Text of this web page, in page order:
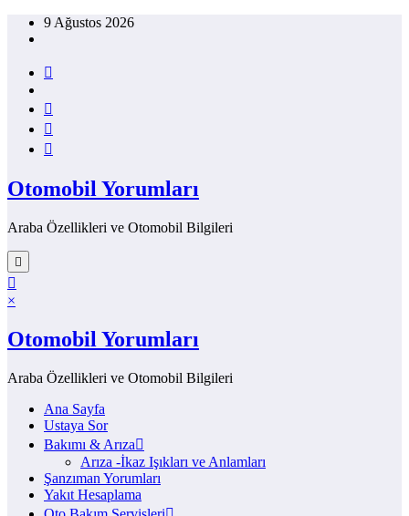
İçeriğe9 Ağustos 2026
Otomobil Yorumları
Araba Özellikleri ve Otomobil Bilgileri
×
Otomobil Yorumları
Araba Özellikleri ve Otomobil Bilgileri
Ana Sayfa
Ustaya Sor
Bakımı & Arıza
Arıza -İkaz Işıkları ve Anlamları
Şanzıman Yorumları
Yakıt Hesaplama